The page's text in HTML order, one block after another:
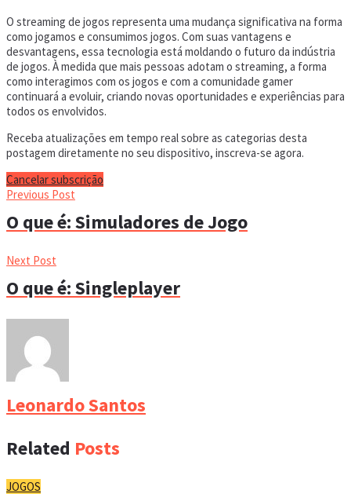
O streaming de jogos representa uma mudança significativa na forma
como jogamos e consumimos jogos. Com suas vantagens e
desvantagens, essa tecnologia está moldando o futuro da indústria
de jogos. À medida que mais pessoas adotam o streaming, a forma
como interagimos com os jogos e com a comunidade gamer
continuará a evoluir, criando novas oportunidades e experiências para
todos os envolvidos.
Receba atualizações em tempo real sobre as categorias desta
postagem diretamente no seu dispositivo, inscreva-se agora.
Cancelar subscrição
Previous Post
O que é: Simuladores de Jogo
Next Post
O que é: Singleplayer
Leonardo Santos
Related Posts
JOGOS